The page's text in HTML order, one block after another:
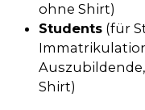
ohne Shirt)
Students (für
Shirt)